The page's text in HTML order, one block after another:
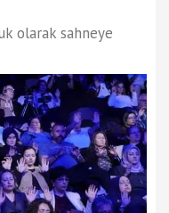
olarak sahneye